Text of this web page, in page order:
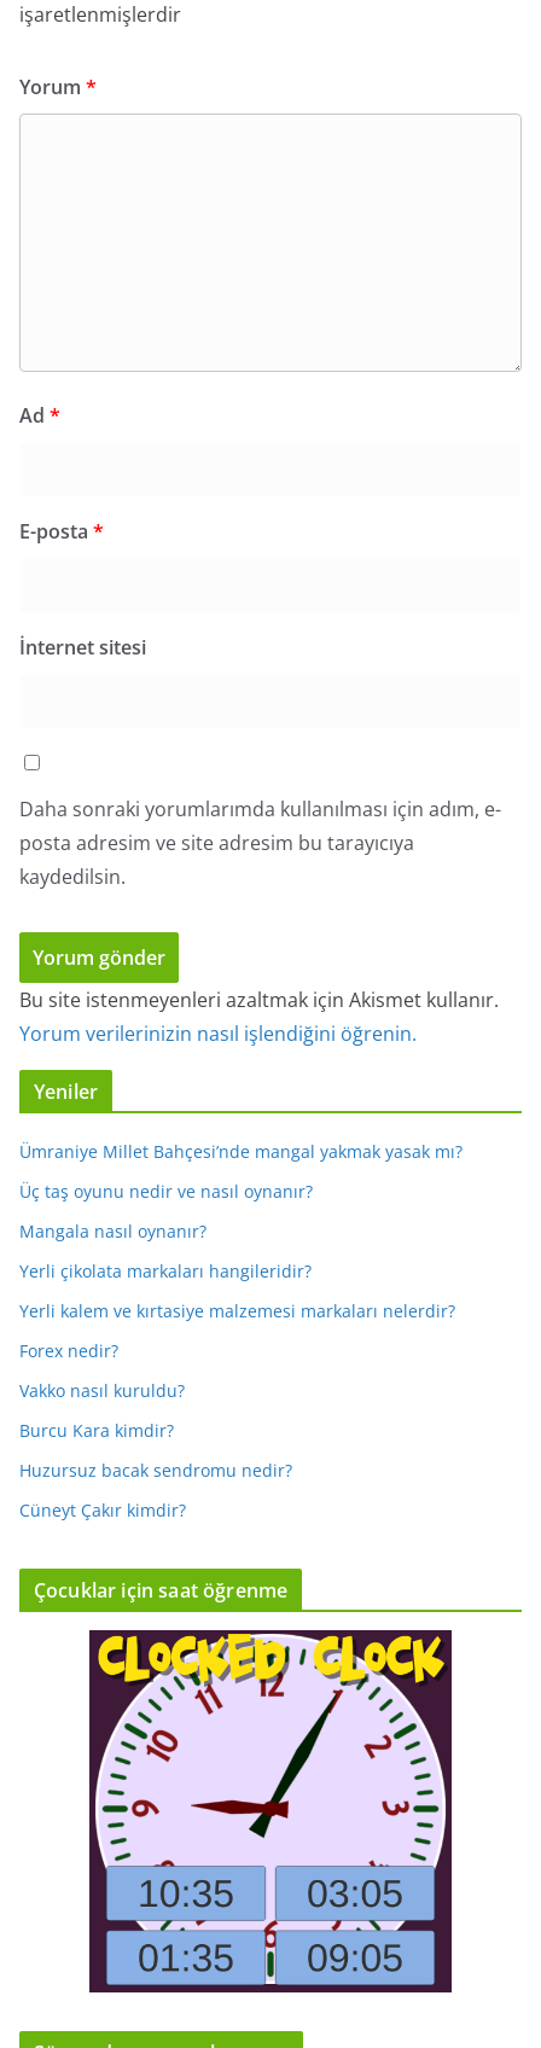
işaretlenmişlerdir
Yorum *
Ad *
E-posta *
İnternet sitesi
Daha sonraki yorumlarımda kullanılması için adım, e-
posta adresim ve site adresim bu tarayıcıya
kaydedilsin.
Bu site istenmeyenleri azaltmak için Akismet kullanır.
Yorum verilerinizin nasıl işlendiğini öğrenin.
Yeniler
Ümraniye Millet Bahçesi’nde mangal yakmak yasak mı?
Üç taş oyunu nedir ve nasıl oynanır?
Mangala nasıl oynanır?
Yerli çikolata markaları hangileridir?
Yerli kalem ve kırtasiye malzemesi markaları nelerdir?
Forex nedir?
Vakko nasıl kuruldu?
Burcu Kara kimdir?
Huzursuz bacak sendromu nedir?
Cüneyt Çakır kimdir?
Çocuklar için saat öğrenme